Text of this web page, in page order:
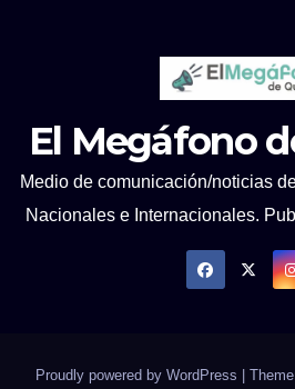
El Megáfono
Medio de comunicación/noticias
Nacionales e Internacionales.
Proudly powered by WordPress